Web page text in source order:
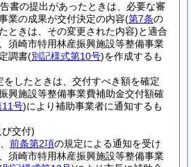
書の提出があったときは、必要な審
業の成果が交付決定の内容(第7条の
ときは、その変更された内容)と適合
須崎市特用林産振興施設等整備事業
調書(別記様式第10号)を作成するも
をしたときは、交付すべき額を確定
興施設等整備事業費補助金交付額確
11号)により補助事業者に通知するも
交付)
前条第2項の規定による通知を受け
須崎市特用林産振興施設等整備事業